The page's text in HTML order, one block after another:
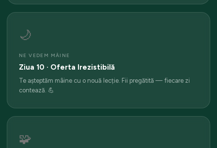
🌙
NE VEDEM MÂINE
Ziua 10 · Oferta Irezistibilă
Te așteptăm mâine cu o nouă lecție. Fii pregătită — fiecare zi
contează. 💪
🧩